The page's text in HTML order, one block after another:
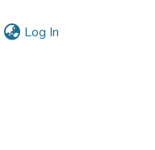
Log In